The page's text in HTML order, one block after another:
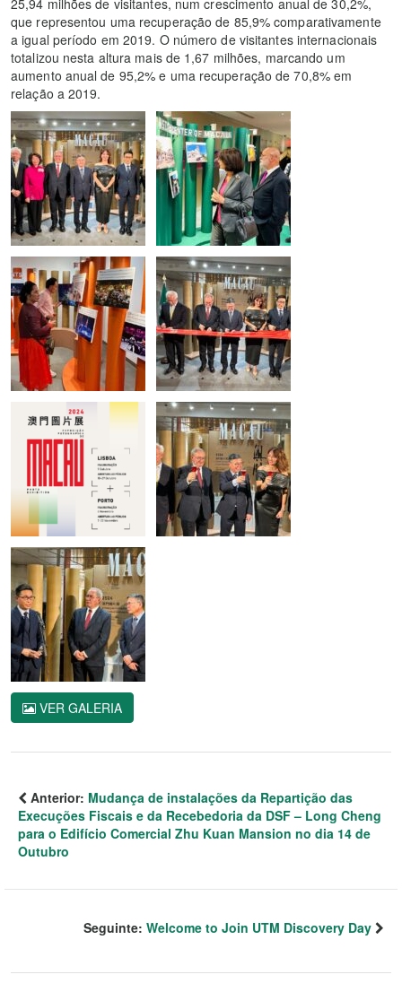
que representou uma recuperação de 85,9% comparativamente
a igual período em 2019. O número de visitantes internacionais
totalizou nesta altura mais de 1,67 milhões, marcando um
aumento anual de 95,2% e uma recuperação de 70,8% em
relação a 2019.
VER GALERIA
Anterior: Mudança de instalações da Repartição das
Execuções Fiscais e da Recebedoria da DSF – Long Cheng
para o Edifício Comercial Zhu Kuan Mansion no dia 14 de
Outubro
Seguinte: Welcome to Join UTM Discovery Day